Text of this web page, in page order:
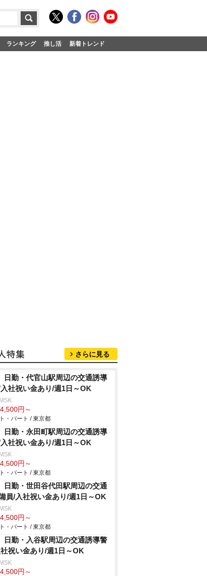
ランキング 推し活 新着トレンド
さらに見る
日勤・代官山駅周辺の交通誘導
社祝い金あり/週1日～OK
円～
・パート / 東京都
日勤・永田町駅周辺の交通誘導
社祝い金あり/週1日～OK
円～
・パート / 東京都
日勤・世田谷代田駅周辺の交通
員/入社祝い金あり/週1日～OK
円～
・パート / 東京都
日勤・入谷駅周辺の交通誘導警
祝い金あり/週1日～OK
円～